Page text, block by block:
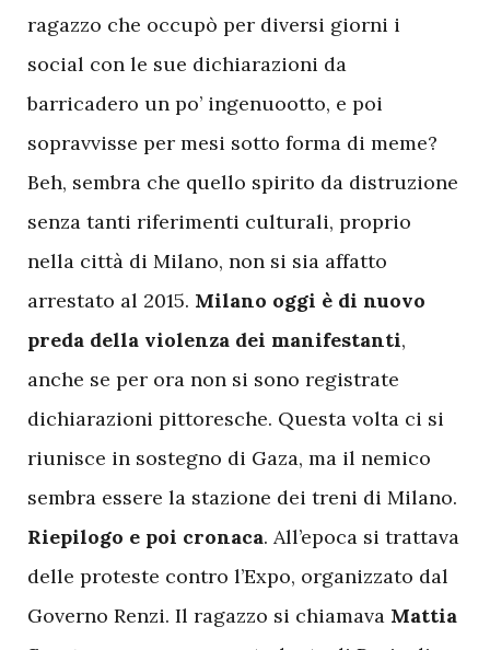
ragazzo che occupò per diversi giorni i
social con le sue dichiarazioni da
barricadero un po’ ingenuootto, e poi
sopravvisse per mesi sotto forma di meme?
Beh, sembra che quello spirito da distruzione
senza tanti riferimenti culturali, proprio
nella città di Milano, non si sia affatto
arrestato al 2015. Milano oggi è di nuovo
preda della violenza dei manifestanti,
anche se per ora non si sono registrate
dichiarazioni pittoresche. Questa volta ci si
riunisce in sostegno di Gaza, ma il nemico
sembra essere la stazione dei treni di Milano.
Riepilogo e poi cronaca. All’epoca si trattava
delle proteste contro l’Expo, organizzato dal
Governo Renzi. Il ragazzo si chiamava Mattia